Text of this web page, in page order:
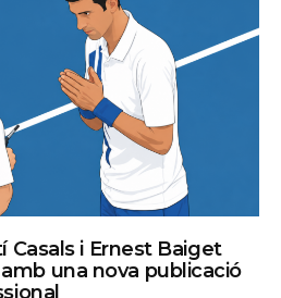
Casals i Ernest Baiget
una nova publicació